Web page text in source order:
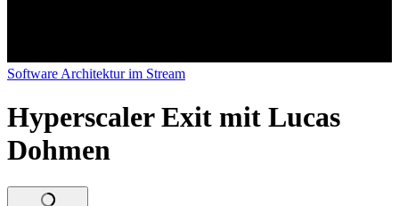
Software Architektur im Stream
Hyperscaler Exit mit Lucas
Dohmen